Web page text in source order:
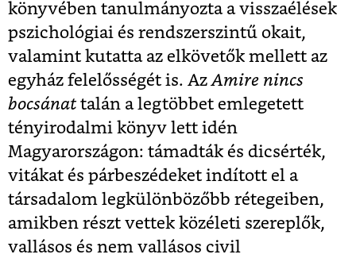
könyvében tanulmányozta a visszaélések
pszichológiai és rendszerszintű okait,
valamint kutatta az elkövetők mellett az
egyház felelősségét is. Az Amire nincs
bocsánattalán a legtöbbet emlegetett
tényirodalmi könyv lett idén
Magyarországon: támadták és dicsérték,
vitákat és párbeszédeket indított el a
társadalom legkülönbözőbb rétegeiben,
amikben részt vettek közéleti szereplők,
vallásos és nem vallásos civil